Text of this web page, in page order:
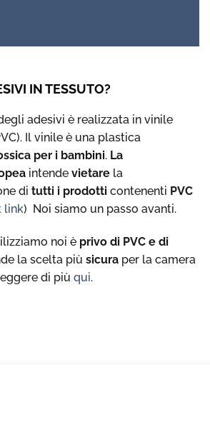
IN TESSUTO?
adesivi è realizzata in vinile
Il vinile è una plastica
per i bambini. La
intende vietare la
di tutti i prodotti contenenti PVC
link) Noi siamo un passo avanti.
noi è privo di PVC e di
la scelta più sicura per la camera
di più qui.